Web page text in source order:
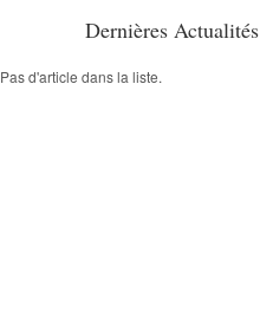
Dernières Actualités
Pas d'article dans la liste.